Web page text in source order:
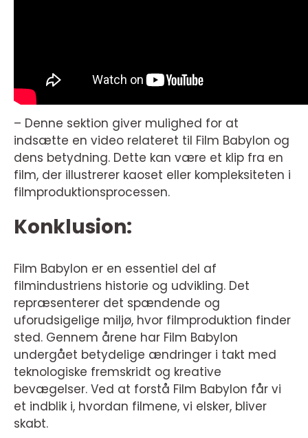
– Denne sektion giver mulighed for at
indsætte en video relateret til Film Babylon og
dens betydning. Dette kan være et klip fra en
film, der illustrerer kaoset eller kompleksiteten i
filmproduktionsprocessen.
Konklusion:
Film Babylon er en essentiel del af
filmindustriens historie og udvikling. Det
repræsenterer det spændende og
uforudsigelige miljø, hvor filmproduktion finder
sted. Gennem årene har Film Babylon
undergået betydelige ændringer i takt med
teknologiske fremskridt og kreative
bevægelser. Ved at forstå Film Babylon får vi
et indblik i, hvordan filmene, vi elsker, bliver
skabt.